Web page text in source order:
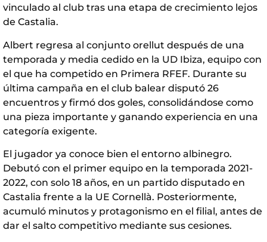
vinculado al club tras una etapa de crecimiento lejos
de Castalia.
Albert regresa al conjunto orellut después de una
temporada y media cedido en la UD Ibiza, equipo con
el que ha competido en Primera RFEF. Durante su
última campaña en el club balear disputó 26
encuentros y firmó dos goles, consolidándose como
una pieza importante y ganando experiencia en una
categoría exigente.
El jugador ya conoce bien el entorno albinegro.
Debutó con el primer equipo en la temporada 2021-
2022, con solo 18 años, en un partido disputado en
Castalia frente a la UE Cornellà. Posteriormente,
acumuló minutos y protagonismo en el filial, antes de
dar el salto competitivo mediante sus cesiones.